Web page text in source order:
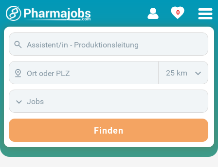
0
25 km
Jobs
Finden